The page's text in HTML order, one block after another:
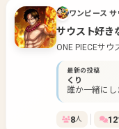
ワンピース
サウスト好き
ONE PIECEサウ
最新の投稿
くり
誰か一緒にし
8人 12